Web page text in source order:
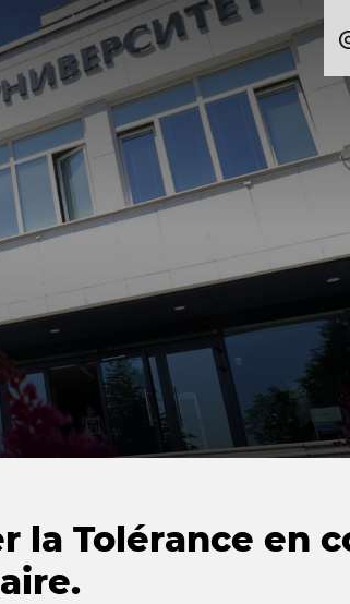
la Tolérance en